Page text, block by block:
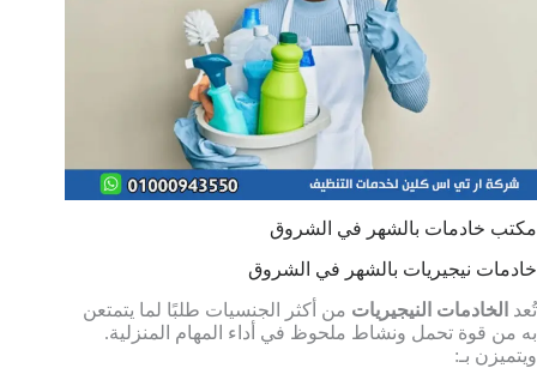
مكتب خادمات بالشهر في الشروق
خادمات نيجيريات بالشهر في الشروق
تُعد الخادمات النيجيريات من أكثر الجنسيات طلبًا لما يتمتعن
به من قوة تحمل ونشاط ملحوظ في أداء المهام المنزلية.
ويتميزن بـ: